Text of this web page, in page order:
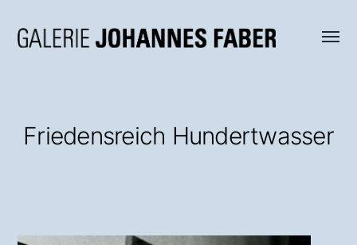
Menü
Friedensreich Hundertwasser